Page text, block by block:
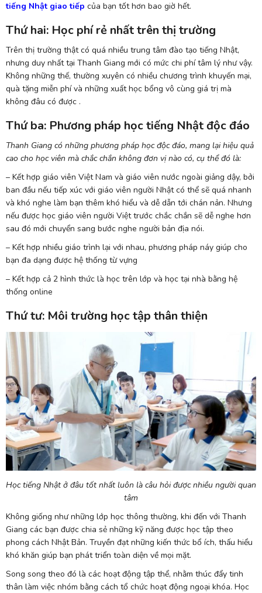
tiếng Nhật giao tiếp của bạn tốt hơn bao giờ hết.
Thứ hai: Học phí rẻ nhất trên thị trường
Trên thị trường thật có quá nhiều trung tâm đào tạo tiếng Nhật,
nhưng duy nhất tại Thanh Giang mới có mức chi phí tâm lý như vậy.
Không những thế, thường xuyên có nhiều chương trình khuyến mại,
quà tặng miễn phí và những xuất học bổng vô cùng giá trị mà
không đâu có được .
Thứ ba: Phương pháp học tiếng Nhật độc đáo
Thanh Giang có những phương pháp học độc đáo, mang lại hiệu quả
cao cho học viên mà chắc chắn không đơn vị nào có, cụ thể đó là:
– Kết hợp giáo viên Việt Nam và giáo viên nước ngoài giảng dậy, bởi
ban đầu nếu tiếp xúc với giáo viên người Nhật có thể sẽ quá nhanh
và khó nghe làm bạn thêm khó hiểu và dễ dẫn tới chán nản. Nhưng
nếu được học giáo viên người Việt trước chắc chắn sẽ dễ nghe hơn
sau đó mới chuyển sang bước nghe người bản địa nói.
– Kết hợp nhiều giáo trình lại với nhau, phương pháp náy giúp cho
bạn đa dạng được hệ thống từ vựng
– Kết hợp cả 2 hình thức là học trên lớp và học tại nhà bằng hệ
thống online
Thứ tư: Môi trường học tập thân thiện
Học tiếng Nhật ở đâu tốt nhất luôn là câu hỏi được nhiều người quan
tâm
Không giống như những lớp học thông thường, khi đến với Thanh
Giang các bạn được chia sẻ những kỹ năng được học tập theo
phong cách Nhật Bản. Truyền đạt những kiến thức bổ ích, thấu hiểu
khó khăn giúp bạn phát triển toàn diện về mọi mặt.
Song song theo đó là các hoạt động tập thể, nhằm thúc đẩy tinh
thân làm việc nhóm bằng cách tổ chức hoạt động ngoại khóa. Học